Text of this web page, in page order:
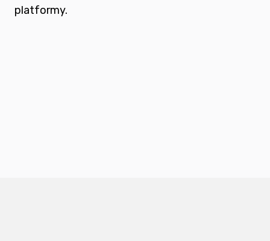
podporovat vzdělání a osvětu nejen u
platformy.